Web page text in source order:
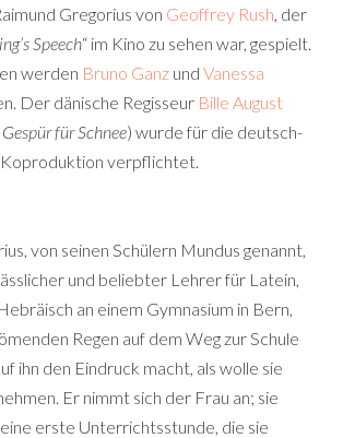
Gregorius von Geoffrey Rush, der
Speech“ im Kino zu sehen war, gespielt.
werden Bruno Ganz und Vanessa
Der dänische Regisseur Bille August
für Schnee) wurde für die deutsch-
verpflichtet.
von seinen Schülern Mundus genannt,
und beliebter Lehrer für Latein,
an einem Gymnasium in Bern,
Regen auf dem Weg zur Schule
ihn den Eindruck macht, als wolle sie
Er nimmt sich der Frau an; sie
erste Unterrichtsstunde, die sie